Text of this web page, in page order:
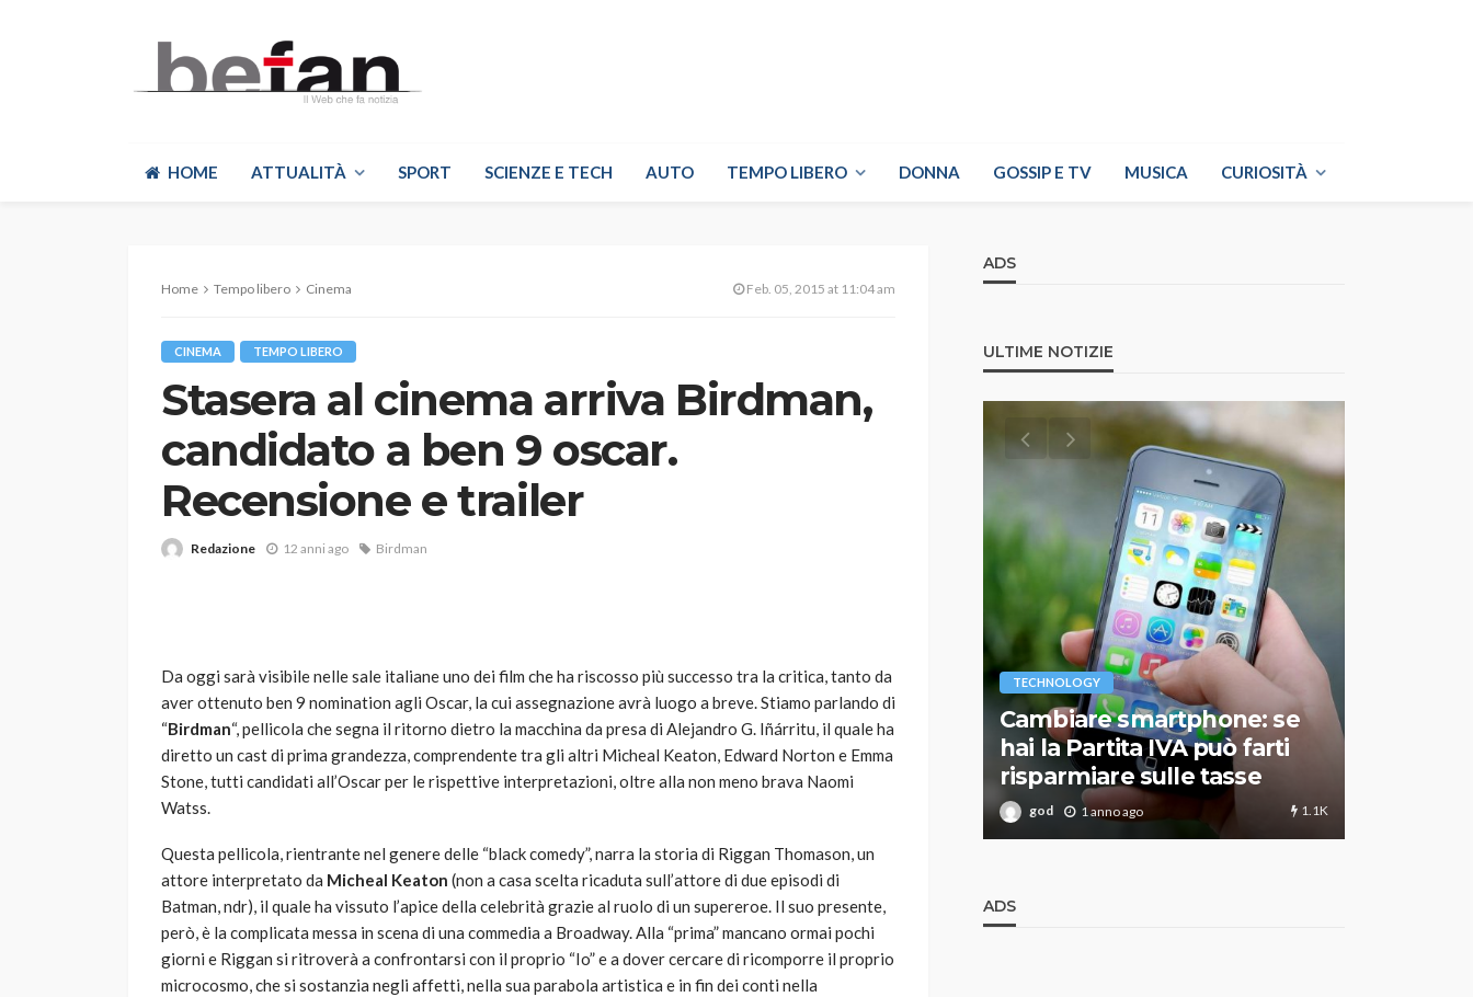
HOME ATTUALITÀ SPORT SCIENZE E TECH AUTO TEMPO LIBERO DONNA GOSSIP E TV MUSICA CURIOSITÀ
Home Tempo libero Cinema Feb. 05, 2015 at 11:04 am
CINEMA TEMPO LIBERO
Stasera al cinema arriva Birdman,
candidato a ben 9 oscar.
Recensione e trailer
Redazione 12 anni ago Birdman
Da oggi sarà visibile nelle sale italiane uno dei film che ha riscosso più successo tra la critica, tanto da
aver ottenuto ben 9 nomination agli Oscar, la cui assegnazione avrà luogo a breve. Stiamo parlando di
“Birdman“, pellicola che segna il ritorno dietro la macchina da presa di Alejandro G. Iñárritu, il quale ha
diretto un cast di prima grandezza, comprendente tra gli altri Micheal Keaton, Edward Norton e Emma
Stone, tutti candidati all’Oscar per le rispettive interpretazioni, oltre alla non meno brava Naomi
Watss.
Questa pellicola, rientrante nel genere delle “black comedy”, narra la storia di Riggan Thomason, un
attore interpretato da Micheal Keaton (non a casa scelta ricaduta sull’attore di due episodi di
Batman, ndr), il quale ha vissuto l’apice della celebrità grazie al ruolo di un supereroe. Il suo presente,
però, è la complicata messa in scena di una commedia a Broadway. Alla “prima” mancano ormai pochi
giorni e Riggan si ritroverà a confrontarsi con il proprio “Io” e a dover cercare di ricomporre il proprio
microcosmo, che si sostanzia negli affetti, nella sua parabola artistica e in fin dei conti nella
ADS
ULTIME NOTIZIE
VARIE
Robot tagliaerba: quale
scegliere per il tuo prato
Davis: tennis mondiale e
passione per
l’automobilismo
abbracciano la stessa causa
TECHNOLOGY
Cambiare smartphone: se
hai la Partita IVA può farti
risparmiare sulle tasse
god 1 anno ago 1.1K
ADS